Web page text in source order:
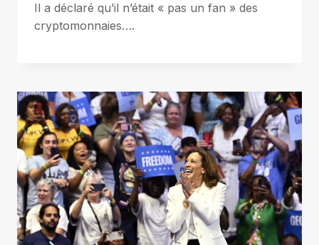
Il a déclaré qu’il n’était « pas un fan » des
cryptomonnaies….